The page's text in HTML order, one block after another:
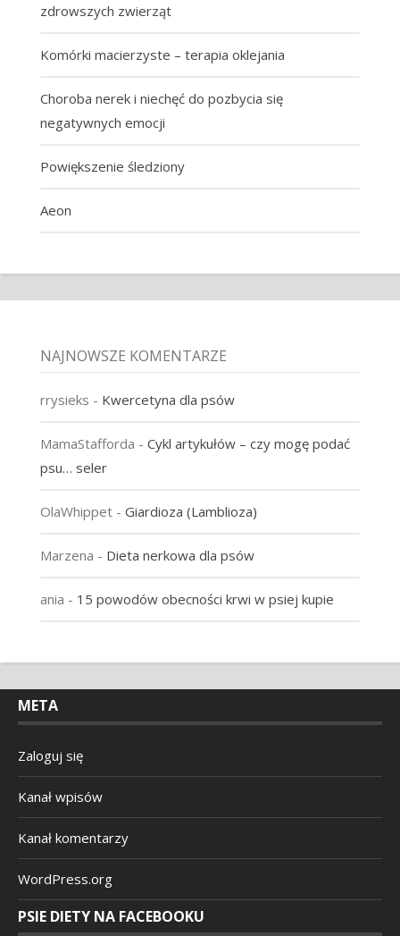
zdrowszych zwierząt
Komórki macierzyste – terapia oklejania
Choroba nerek i niechęć do pozbycia się
negatywnych emocji
Powiększenie śledziony
Aeon
NAJNOWSZE KOMENTARZE
rrysieks - Kwercetyna dla psów
MamaStafforda - Cykl artykułów – czy mogę podać
psu… seler
OlaWhippet- Giardioza (Lamblioza)
Marzena - Dieta nerkowa dla psów
ania - 15 powodów obecności krwi w psiej kupie
META
Zaloguj się
Kanał wpisów
Kanał komentarzy
WordPress.org
PSIE DIETY NA FACEBOOKU